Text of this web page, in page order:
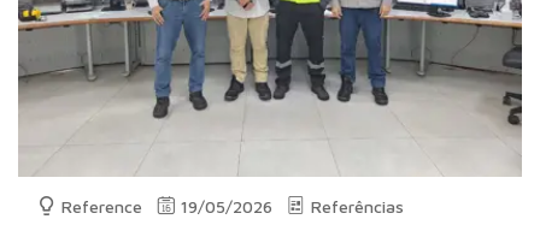
Reference 19/05/2026 Referências